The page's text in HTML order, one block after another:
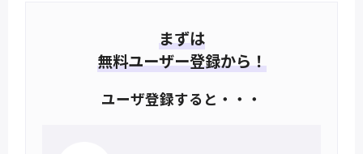
まずは
無料ユーザー登録から！
ユーザ登録すると・・・